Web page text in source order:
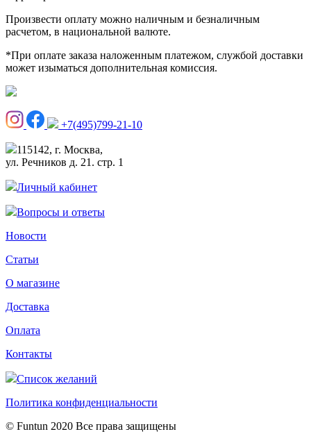
Произвести оплату можно наличным и безналичным
расчетом, в национальной валюте.
*При оплате заказа наложенным платежом, службой доставки
может изыматься дополнительная комиссия.
+7(495)799-21-10
115142, г. Москва,
ул. Речников д. 21. стр. 1
Личный кабинет
Вопросы и ответы
Новости
Статьи
О магазине
Доставка
Оплата
Контакты
Список желаний
Политика конфиденциальности
© Funtun 2020 Все права защищены